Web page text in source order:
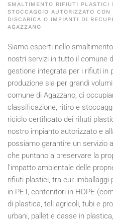
SMALTIMENTO RIFIUTI PLASTICI
STOCCAGGIO AUTORIZZATO
DISCARICA O IMPIANTI DI
AGAZZANO
Siamo esperti nello
nostri servizi in tutto il comune
gestione integrata per i rifiuti in
produzione sia per grandi
comune di Agazzano, ci
classificazione, ritiro e
riciclo certificato dei rifiuti
nostro impianto autorizzato e
possiamo garantire un servizio
che puntano a preservare la
l'impatto ambientale delle
rifiuti plastici, tra cui:
in PET, contenitori in HDPE
di plastica, teli agricoli, tubi e
urbani, pallet e casse in